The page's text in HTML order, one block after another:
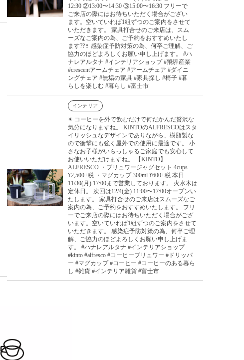
12:30 ②13:00〜14:30 ③15:00〜16:30 フリーで
ご来店の際にはお待ちいただく場合がござい
ます。空いていれば1組ずつのご案内をさせて
いただきます。 家具打合せのご来店は、スム
ーズなご案内の為、ご予約をおすすめいたし
ます??‍♀️ 感染症予防対策の為、何卒ご理解、ご
協力のほどよろしくお願い申し上げます。 #ハ
ナレアルタナ #インテリアショップ #飛騨産業
#crescentアームチェア #アームチェア #ダイニ
ングチェア #無垢の家具 #家具探し #椅子 #暮
らしを楽しむ #暮らし #富士市
インテリア
✴︎ コーヒーを外で飲むだけで何だかんだ贅沢な
気分になりますね。 KINTOのALFRESCOはスタ
イリッシュなデザインでありながら、樹脂製な
ので衝撃にも強く屋外での使用に最適です。 小
さなお子様がいらっしゃるご家庭でも安心して
お使いいただけますね。 【KINTO】
ALFRESCO ・ブリュワージャグセット 4cups
¥2,500+税 ・マグカップ 300ml ¥600+税 本日
11/30(月) 17:00まで営業しております。 火水木は
定休日。 次回は12/4(金) 11:00〜17:00オープンい
たします。 家具打合せのご来店はスムーズなご
案内の為、ご予約をおすすめいたします。 フリ
ーでご来店の際にはお待ちいただく場合がござ
います。空いていれば1組ずつのご案内をさせて
いただきます。 感染症予防対策の為、何卒ご理
解、ご協力のほどよろしくお願い申し上げま
す。 #ハナレアルタナ #インテリアショップ
#kinto #alfresco #コーヒーブリュワー #ドリッパ
ー #マグカップ #コーヒー #コーヒーのある暮ら
し #雑貨 #インテリア雑貨 #富士市